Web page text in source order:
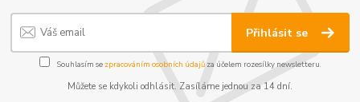
Přihlásit se
Souhlasím se zpracováním osobních údajůza účelem rozesílky newsletteru.
Můžete se kdykoli odhlásit. Zasíláme jednou za 14 dní.